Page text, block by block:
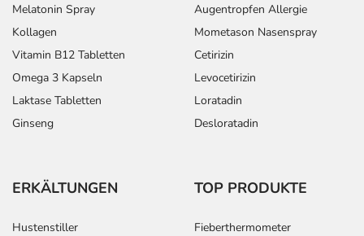
Melatonin Spray
Kollagen
Vitamin B12 Tabletten
Omega 3 Kapseln
Laktase Tabletten
Ginseng
Augentropfen Allergie
Mometason Nasenspray
Cetirizin
Levocetirizin
Loratadin
Desloratadin
ERKÄLTUNGEN
Hustenstiller
TOP PRODUKTE
Fieberthermometer